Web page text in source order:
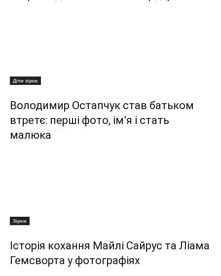
Діти зірок
Володимир Остапчук став батьком
втретє: перші фото, ім’я і стать
малюка
Зірки
Історія кохання Майлі Сайрус та Ліама
Гемсворта у фотографіях